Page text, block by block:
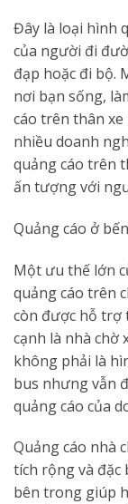
Đây là loại hình
của người đi
đạp hoặc đi bộ.
nơi bạn sống,
cáo trên thân
nhiều doanh
quảng cáo trên
ấn tượng với
Quảng cáo ở
Một ưu thế lớn
quảng cáo trên
còn được hỗ trợ
cạnh là nhà chờ
không phải là
bus nhưng vẫn
quảng cáo của
Quảng cáo nhà
tích rộng và đặc
bên trong giúp